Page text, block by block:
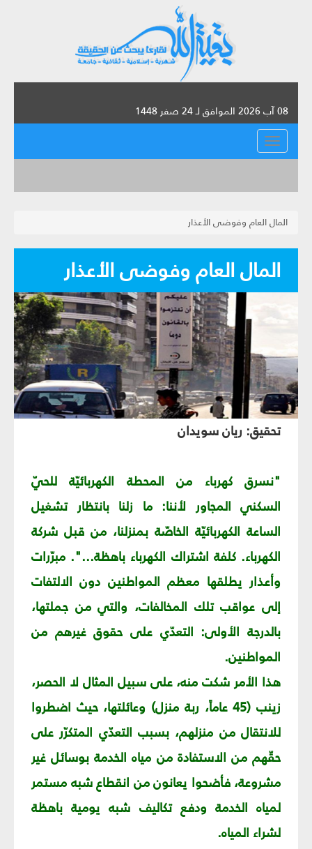
08 آب 2026 الموافق لـ 24 صفر 1448
القائمة
المال العام وفوضى الأعذار
المال العام وفوضى الأعذار
تحقيق: ريان سويدان
"نسرق كهرباء من المحطة الكهربائيّة للحيّ
السكني المجاور لأننا: ما زلنا بانتظار تشغيل
الساعة الكهربائيّة الخاصّة بمنزلنا، من قبل شركة
الكهرباء. كلفة اشتراك الكهرباء باهظة...". مبرّرات
وأعذار يطلقها معظم المواطنين دون الالتفات
إلى عواقب تلك المخالفات، والتي من جملتها،
بالدرجة الأولى: التعدّي على حقوق غيرهم من
المواطنين.
هذا الأمر شكت منه، على سبيل المثال لا الحصر،
زينب (45 عاماً، ربة منزل) وعائلتها، حيث اضطروا
للانتقال من منزلهم، بسبب التعدّي المتكرّر على
حقّهم من الاستفادة من مياه الخدمة بوسائل غير
مشروعة، فأضحوا يعانون من انقطاع شبه مستمر
لمياه الخدمة ودفع تكاليف شبه يومية باهظة
لشراء المياه.